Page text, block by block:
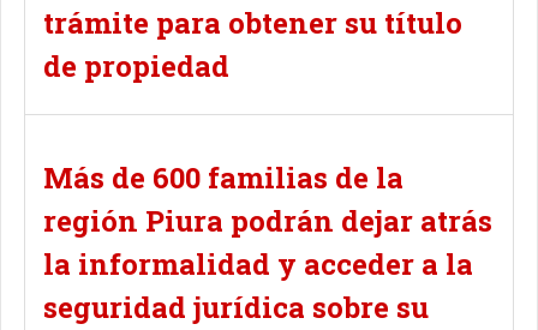
trámite para obtener su título
de propiedad
Más de 600 familias de la
región Piura podrán dejar atrás
la informalidad y acceder a la
seguridad jurídica sobre su